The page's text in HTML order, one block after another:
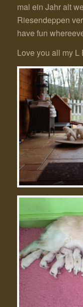
mal ein Jahr alt
Riesendeppen
have fun
Love you all my L